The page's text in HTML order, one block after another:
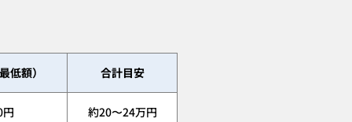
低額） 合計目安
約20〜24万円